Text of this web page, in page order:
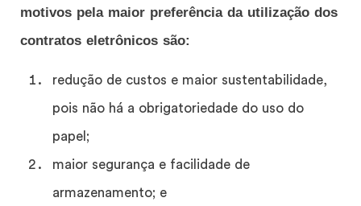
motivos pela maior preferência da utilização dos
contratos eletrônicos são:
redução de custos e maior sustentabilidade,
pois não há a obrigatoriedade do uso do
papel;
maior segurança e facilidade de
armazenamento; e